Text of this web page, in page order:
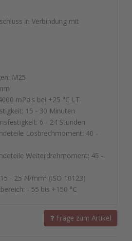
in Verbindung mit
M25
mPa.s bei +25 °C LT
15 - 30 Minuten
6 - 24 Stunden
Losbrechmoment: 40 -
Weiterdrehmoment: 45 -
- 25 N/mm² (ISO 10123)
- 55 bis +150 °C
Frage zum Artikel